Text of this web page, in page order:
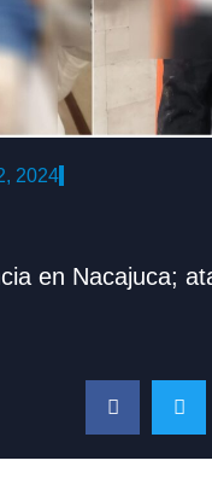
2024
en Nacajuca;